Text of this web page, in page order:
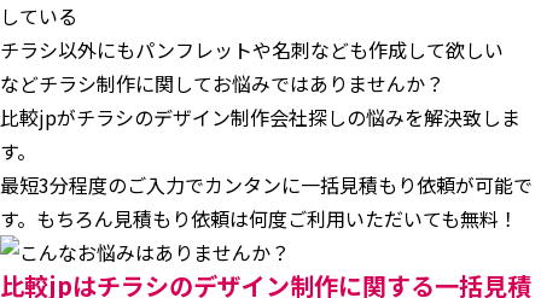
している
チラシ以外にもパンフレットや名刺なども作成して欲しい
などチラシ制作に関してお悩みではありませんか？
比較jpがチラシのデザイン制作会社探しの悩みを解決致しま
す。
最短3分程度のご入力でカンタンに一括見積もり依頼が可能で
す。もちろん見積もり依頼は何度ご利用いただいても無料！
比較jpはチラシのデザイン制作に関する一括見積